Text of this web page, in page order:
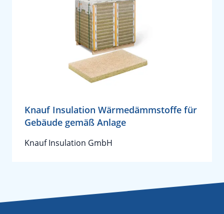
Knauf Insulation Wärmedämmstoffe für
Gebäude gemäß Anlage
Knauf Insulation GmbH